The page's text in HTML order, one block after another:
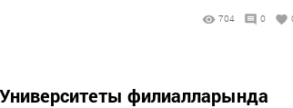
704 0
филиалларында